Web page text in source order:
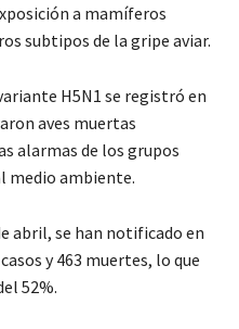
a mamíferos
subtipos de la gripe aviar.
H5N1 se registró en
aves muertas
alarmas de los grupos
medio ambiente.
abril, se han notificado en
y 463 muertes, lo que
52%.